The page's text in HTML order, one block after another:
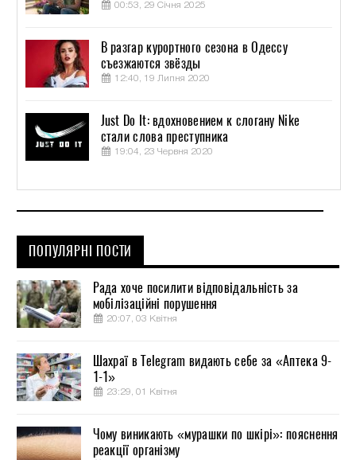
00:53, 29 Січня 2025
В разгар курортного сезона в Одессу
съезжаются звёзды
12:40, 19 Липня 2020
Just Do It: вдохновением к слогану Nike
стали слова преступника
19:04, 23 Червня 2020
ПОПУЛЯРНІ ПОСТИ
Рада хоче посилити відповідальність за
мобілізаційні порушення
20:07, 03 Квітня
Шахраї в Telegram видають себе за «Аптека 9-
1-1»
23:29, 01 Квітня
Чому виникають «мурашки по шкірі»: пояснення
реакції організму